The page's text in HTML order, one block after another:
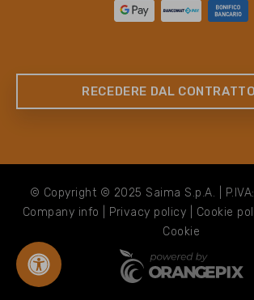
RECEDERE DAL
© Copyright © 2025 Saima S.p.A. |
Company info
Privacy policy Cookie
Cookie